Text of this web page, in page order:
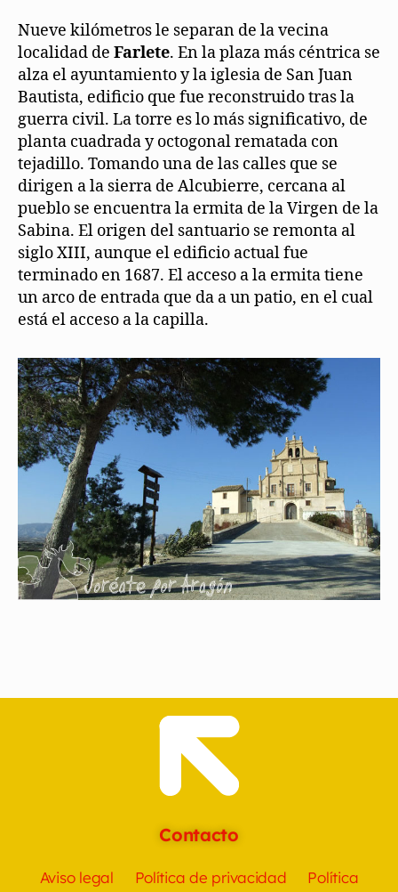
Nueve kilómetros le separan de la vecina
localidad de Farlete. En la plaza más céntrica se
alza el ayuntamiento y la iglesia de San Juan
Bautista, edificio que fue reconstruido tras la
guerra civil. La torre es lo más significativo, de
planta cuadrada y octogonal rematada con
tejadillo. Tomando una de las calles que se
dirigen a la sierra de Alcubierre, cercana al
pueblo se encuentra la ermita de la Virgen de la
Sabina. El origen del santuario se remonta al
siglo XIII, aunque el edificio actual fue
terminado en 1687. El acceso a la ermita tiene
un arco de entrada que da a un patio, en el cual
está el acceso a la capilla.
Contacto
Aviso legal Política de privacidad
Política